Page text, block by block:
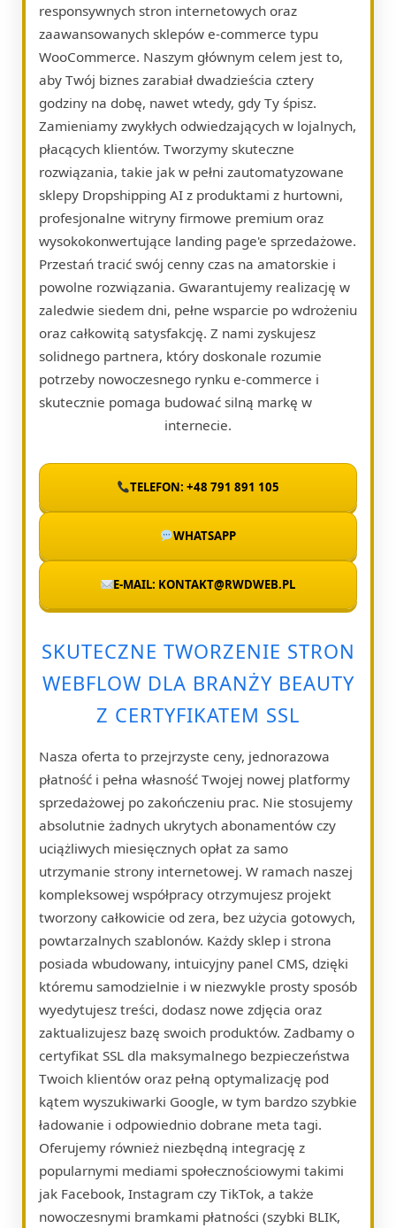
responsywnych stron internetowych oraz
zaawansowanych sklepów e-commerce typu
WooCommerce. Naszym głównym celem jest to,
aby Twój biznes zarabiał dwadzieścia cztery
godziny na dobę, nawet wtedy, gdy Ty śpisz.
Zamieniamy zwykłych odwiedzających w lojalnych,
płacących klientów. Tworzymy skuteczne
rozwiązania, takie jak w pełni zautomatyzowane
sklepy Dropshipping AI z produktami z hurtowni,
profesjonalne witryny firmowe premium oraz
wysokokonwertujące landing page'e sprzedażowe.
Przestań tracić swój cenny czas na amatorskie i
powolne rozwiązania. Gwarantujemy realizację w
zaledwie siedem dni, pełne wsparcie po wdrożeniu
oraz całkowitą satysfakcję. Z nami zyskujesz
solidnego partnera, który doskonale rozumie
potrzeby nowoczesnego rynku e-commerce i
skutecznie pomaga budować silną markę w
internecie.
TELEFON: +48 791 891 105
WHATSAPP
E-MAIL: KONTAKT@RWDWEB.PL
SKUTECZNE TWORZENIE STRON
WEBFLOW DLA BRANŻY BEAUTY
Z CERTYFIKATEM SSL
Nasza oferta to przejrzyste ceny, jednorazowa
płatność i pełna własność Twojej nowej platformy
sprzedażowej po zakończeniu prac. Nie stosujemy
absolutnie żadnych ukrytych abonamentów czy
uciążliwych miesięcznych opłat za samo
utrzymanie strony internetowej. W ramach naszej
kompleksowej współpracy otrzymujesz projekt
tworzony całkowicie od zera, bez użycia gotowych,
powtarzalnych szablonów. Każdy sklep i strona
posiada wbudowany, intuicyjny panel CMS, dzięki
któremu samodzielnie i w niezwykle prosty sposób
wyedytujesz treści, dodasz nowe zdjęcia oraz
zaktualizujesz bazę swoich produktów. Zadbamy o
certyfikat SSL dla maksymalnego bezpieczeństwa
Twoich klientów oraz pełną optymalizację pod
kątem wyszukiwarki Google, w tym bardzo szybkie
ładowanie i odpowiednio dobrane meta tagi.
Oferujemy również niezbędną integrację z
popularnymi mediami społecznościowymi takimi
jak Facebook, Instagram czy TikTok, a także
nowoczesnymi bramkami płatności (szybki BLIK,